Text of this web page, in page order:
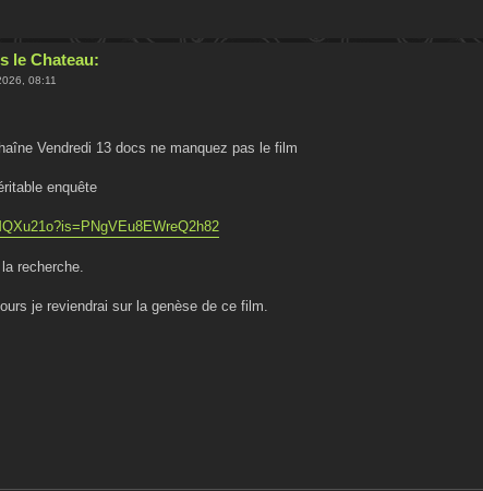
le Chateau:
08:11
Vendredi 13 docs ne manquez pas le film
enquête
recherche.
je reviendrai sur la genèse de ce film.